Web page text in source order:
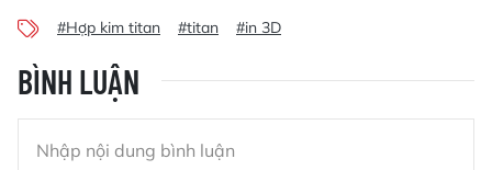
#Hợp kim titan #titan #in 3D
BÌNH LUẬN